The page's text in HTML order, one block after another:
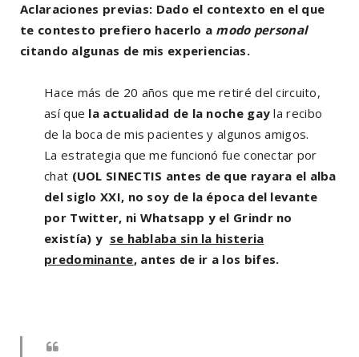
Aclaraciones previas: Dado el contexto en el que
te contesto prefiero hacerlo a modo personal
citando algunas de mis experiencias.
Hace más de 20 años que me retiré del circuito,
así que la actualidad de la noche gay la recibo
de la boca de mis pacientes y algunos amigos.
La estrategia que me funcionó fue conectar por
chat (UOL SINECTIS antes de que rayara el alba
del siglo XXI, no soy de la época del levante
por Twitter, ni Whatsapp y el Grindr no
existía) y se hablaba sin la histeria
predominante, antes de ir a los bifes.